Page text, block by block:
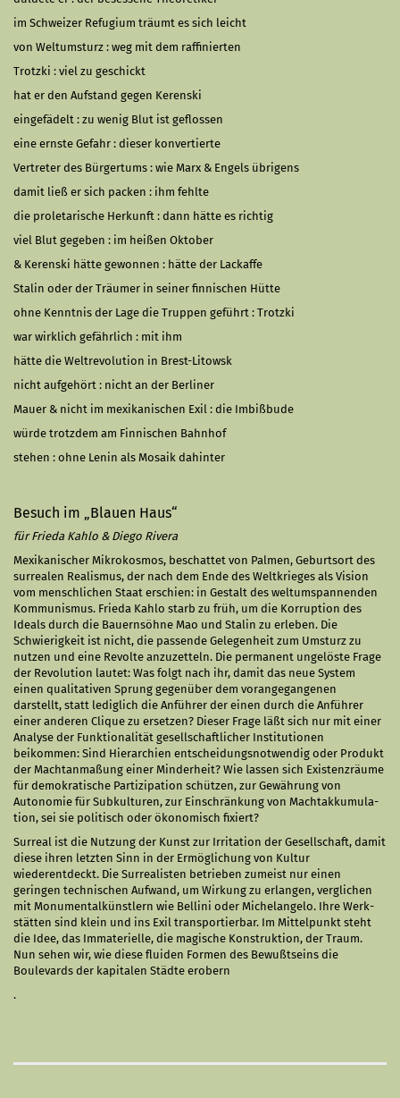
im Schweizer Refugium träumt es sich leicht
von Weltumsturz : weg mit dem raffinierten
Trotzki : viel zu geschickt
hat er den Aufstand gegen Kerenski
eingefädelt : zu wenig Blut ist geflossen
eine ernste Gefahr : dieser konvertierte
Vertreter des Bürgertums : wie Marx & Engels übrigens
damit ließ er sich packen : ihm fehlte
die proletarische Herkunft : dann hätte es richtig
viel Blut gegeben : im heißen Oktober
& Kerenski hätte gewonnen : hätte der Lackaffe
Stalin oder der Träumer in seiner finnischen Hütte
ohne Kenntnis der Lage die Truppen geführt : Trotzki
war wirklich gefährlich : mit ihm
hätte die Weltrevolution in Brest-Litowsk
nicht aufgehört : nicht an der Berliner
Mauer & nicht im mexikanischen Exil : die Imbißbude
würde trotzdem am Finnischen Bahnhof
stehen : ohne Lenin als Mosaik dahinter
Besuch im „Blauen Haus“
für Frieda Kahlo & Diego Rivera
Mexikanischer Mikrokosmos, beschattet von Palmen, Ge­burtsort des
surrealen Realismus, der nach dem Ende des Weltkrieges als Vision
vom mensch­li­chen Staat er­schie­n: in Gestalt des welt­um­span­nen­den
Kom­munismus. Frieda Kahlo starb zu früh, um die Kor­ruption des
Ideals durch die Bauernsöhne Mao und Stalin zu er­le­ben. Die
Schwierigkeit ist nicht, die pas­sende Ge­legenheit zum Umsturz zu
nut­zen und eine Re­volte anzuzetteln. Die permanent ungelöste Frage
der Revolution lautet: Was folgt nach ihr, damit das neue System
einen qualitativen Sprung gegen­über dem vorangegangenen
darstellt, statt lediglich die Anführer der einen durch die Anfüh­rer
einer anderen Cli­que zu ersetzen? Dieser Frage läßt sich nur mit einer
Ana­lyse der Funktionalität ge­­sellschaftlicher In­stitu­tio­nen
beikommen: Sind Hie­­rar­chien entscheidungs­not­wen­dig oder Produkt
der Machtanmaßung einer Min­der­heit? Wie lassen sich Existenzräume
für demo­kra­tische Partizipation schüt­zen, zur Ge­wäh­rung von
Autonomie für Subkul­turen, zur Ein­schränkung von Machtakkumula­­
tion, sei sie politisch oder ökonomisch fixiert?
Sur­real ist die Nutzung der Kunst zur Irritation der Ge­sellschaft, damit
diese ihren letzten Sinn in der Ermöglichung von Kul­tur
wiederentdeckt. Die Surrealisten betrieben zu­meist nur einen
geringen technischen Aufwand, um Wir­kung zu erlangen, verglichen
mit Mo­nu­men­tal­künst­lern wie Bellini oder Michelangelo. Ihre Werk­
stätten sind klein und ins Exil transportierbar. Im Mit­telpunkt steht
die Idee, das Immaterielle, die ma­gische Konstruktion, der Traum.
Nun sehen wir, wie diese fluiden Formen des Bewußtseins die
Boulevards der ka­pi­talen Städte erobern
.